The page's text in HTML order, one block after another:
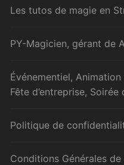
Les tutos de magie en
PY-Magicien, gérant de
Événementiel,
Fête d’entreprise,
Politique de
Conditions Générales